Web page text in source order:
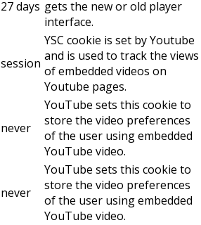
27 days gets the new or old player
interface.
session
YSC cookie is set by Youtube
and is used to track the views
of embedded videos on
Youtube pages.
never
YouTube sets this cookie to
store the video preferences
of the user using embedded
YouTube video.
never
YouTube sets this cookie to
store the video preferences
of the user using embedded
YouTube video.